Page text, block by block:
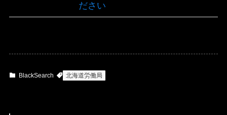
ださい
BlackSearch 北海道労働局